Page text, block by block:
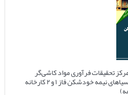
تحقیقات فرآوری مواد کاشی‌گر
(بررسی روند تعویض آسترهای آسیاهای نیمه خودشکن فاز ۱ و ۲ کارخانه